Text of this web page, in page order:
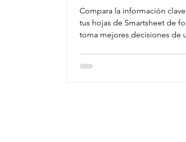
Compara la información
tus hojas de Smartsheet de
toma mejores decisiones de